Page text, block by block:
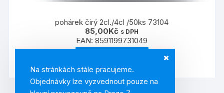
Na stránkách stále pracujeme.
Objednávky lze vyzvednout pouze na
pohárek čirý 2cl./4cl /50ks 73104
85,00Kč s DPH
EAN:8591199731049